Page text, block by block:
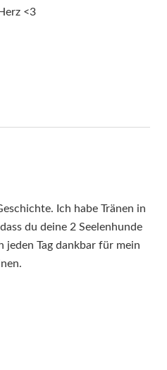
<3
Ich habe Tränen in
du deine 2 Seelenhunde
jeden Tag dankbar für mein